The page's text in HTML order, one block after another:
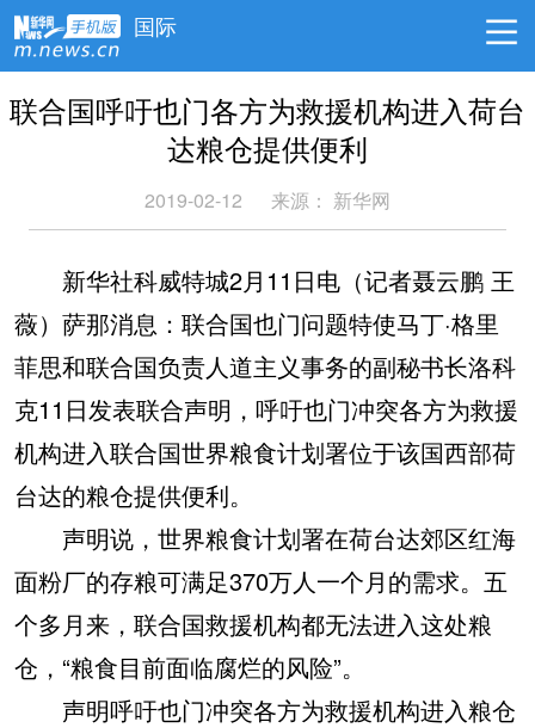
国际
联合国呼吁也门各方为救援机构进入荷台
达粮仓提供便利
2019-02-12 来源： 新华网
新华社科威特城2月11日电（记者聂云鹏 王
薇）萨那消息：联合国也门问题特使马丁·格里
菲思和联合国负责人道主义事务的副秘书长洛科
克11日发表联合声明，呼吁也门冲突各方为救援
机构进入联合国世界粮食计划署位于该国西部荷
台达的粮仓提供便利。
声明说，世界粮食计划署在荷台达郊区红海
面粉厂的存粮可满足370万人一个月的需求。五
个多月来，联合国救援机构都无法进入这处粮
仓，“粮食目前面临腐烂的风险”。
声明呼吁也门冲突各方为救援机构进入粮仓